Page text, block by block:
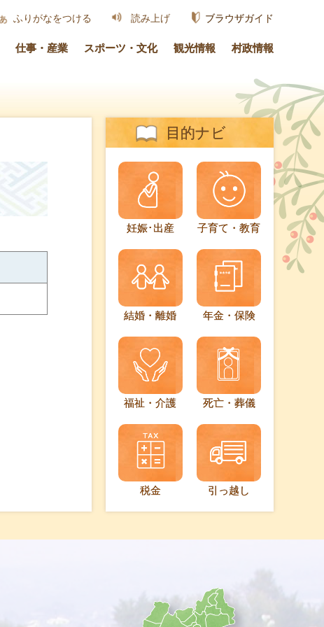
ふりがなをつける 読み上げ ブラウザガイド
仕事・産業 スポーツ・文化 観光情報 村政情報
目的ナビ
妊娠･出産 子育て・教育
結婚・離婚 年金・保険
福祉・介護 死亡・葬儀
税金 引っ越し